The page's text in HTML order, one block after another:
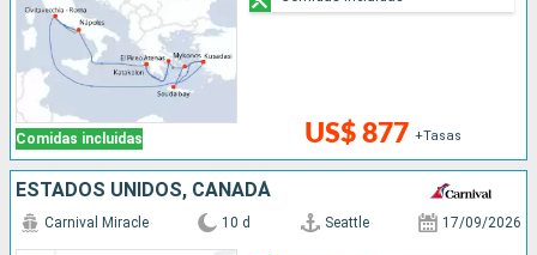
Comidas incluidas US$ 877 +Tasas
ESTADOS UNIDOS, CANADÁ
Carnival Miracle 10 d Seattle 17/09/2026